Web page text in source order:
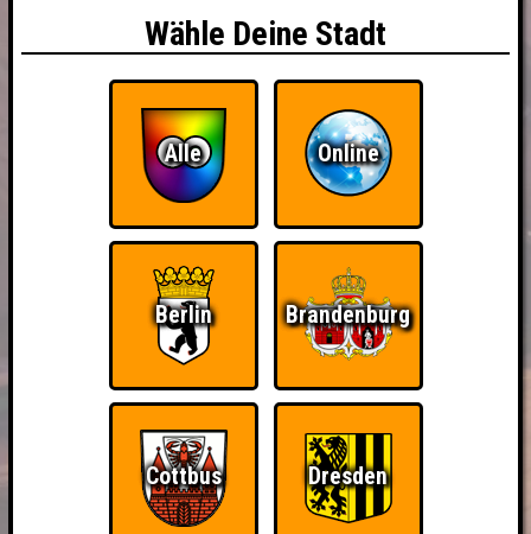
Wähle Deine Stadt
Alle Online
Berlin Brandenburg
Cottbus Dresden